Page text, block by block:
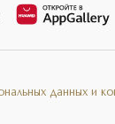
данных и